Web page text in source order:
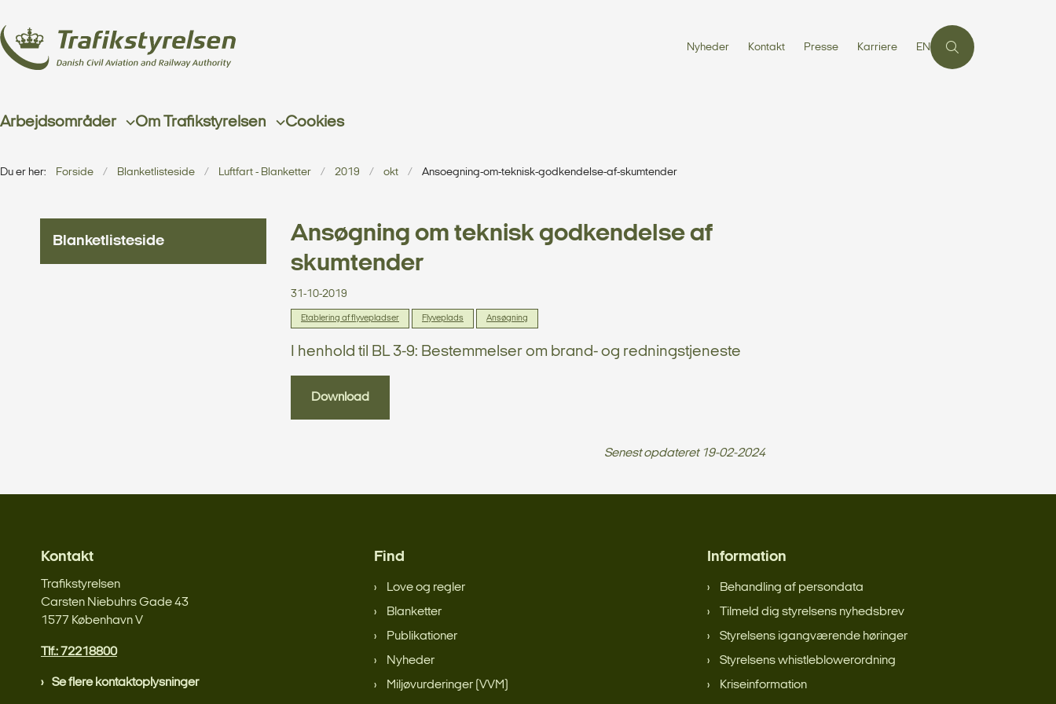
Nyheder Kontakt Presse Karriere EN
Arbejdsområder Om Trafikstyrelsen Cookies
Du er her: Forside Blanketlisteside Luftfart - Blanketter 2019 okt Ansoegning-om-teknisk-godkendelse-af-skumtender
Blanketlisteside
Ansøgning om teknisk godkendelse af
skumtender
31-10-2019
Etablering af flyvepladser Flyveplads Ansøgning
I henhold til BL 3-9: Bestemmelser om brand- og redningstjeneste
Download
Senest opdateret 19-02-2024
Kontakt
Trafikstyrelsen
Carsten Niebuhrs Gade 43
1577 København V
Tlf.: 72218800
Se flere kontaktoplysninger
Find
Love og regler
Blanketter
Publikationer
Nyheder
Miljøvurderinger (VVM)
Information
Behandling af persondata
Tilmeld dig styrelsens nyhedsbrev
Styrelsens igangværende høringer
Styrelsens whistleblowerordning
Kriseinformation